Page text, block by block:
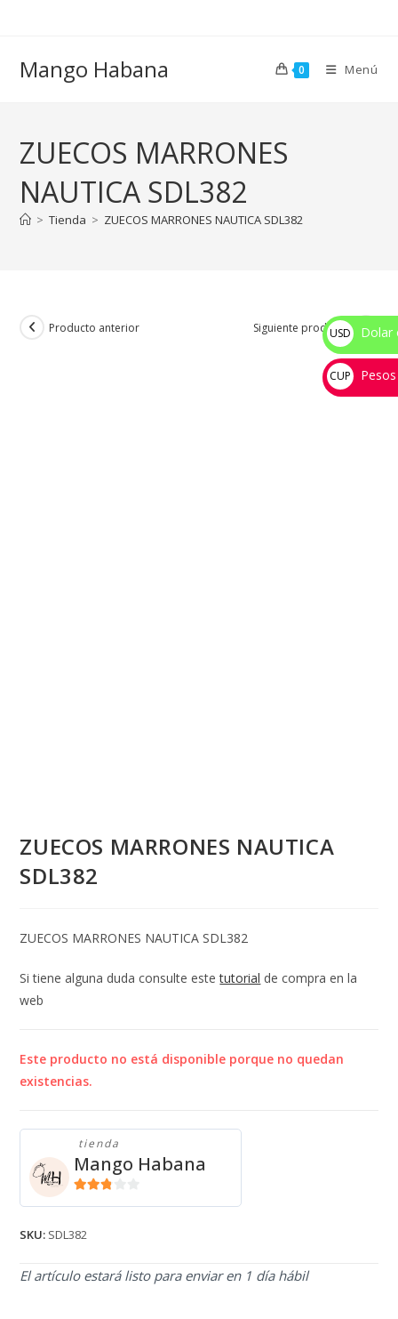
Mango Habana 0 Menú
ZUECOS MARRONES
NAUTICA SDL382
> Tienda > ZUECOS MARRONES NAUTICA SDL382
Producto anterior Siguiente producto
ZUECOS MARRONES NAUTICA
SDL382
ZUECOS MARRONES NAUTICA SDL382
Si tiene alguna duda consulte estetutorial de compra en la
web
Este producto no está disponible porque no quedan
existencias.
tienda
Mango Habana
SKU: SDL382
El artículo estará listo para enviar en 1 día hábil
USD
$
Dolar
CUP
💰
Pesos